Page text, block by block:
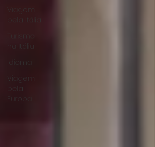
Viagem
pela Itália
Turismo
na Itália
Idioma
Viagem
pela
Europa